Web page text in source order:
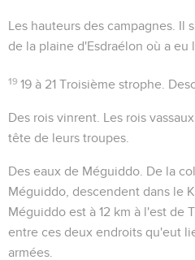
Les hauteurs des campagnes . Il
de la plaine d'Esdraélon où a eu
19 19 à 21 Troisième strophe.
Des rois vinrent . Les rois
tête de leurs troupes.
Des eaux de Méguiddo . De la
Méguiddo, descendent dans le
Méguiddo est à 12 km à l'est de
entre ces deux endroits qu'eut
armées.